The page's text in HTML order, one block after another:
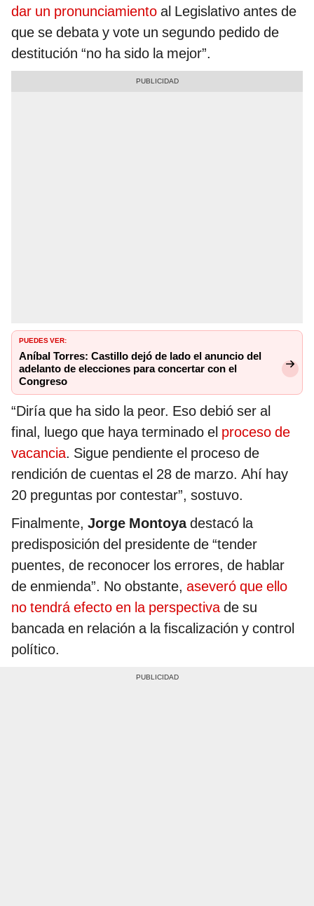
dar un pronunciamiento al Legislativo antes de
que se debata y vote un segundo pedido de
destitución “no ha sido la mejor”.
PUEDES VER:
Aníbal Torres: Castillo dejó de lado el anuncio del
adelanto de elecciones para concertar con el
Congreso
“Diría que ha sido la peor. Eso debió ser al
final, luego que haya terminado el proceso de
vacancia. Sigue pendiente el proceso de
rendición de cuentas el 28 de marzo. Ahí hay
20 preguntas por contestar”, sostuvo.
Finalmente, Jorge Montoyadestacó la
predisposición del presidente de “tender
puentes, de reconocer los errores, de hablar
de enmienda”. No obstante, aseveró que ello
no tendrá efecto en la perspectivade su
bancada en relación a la fiscalización y control
político.